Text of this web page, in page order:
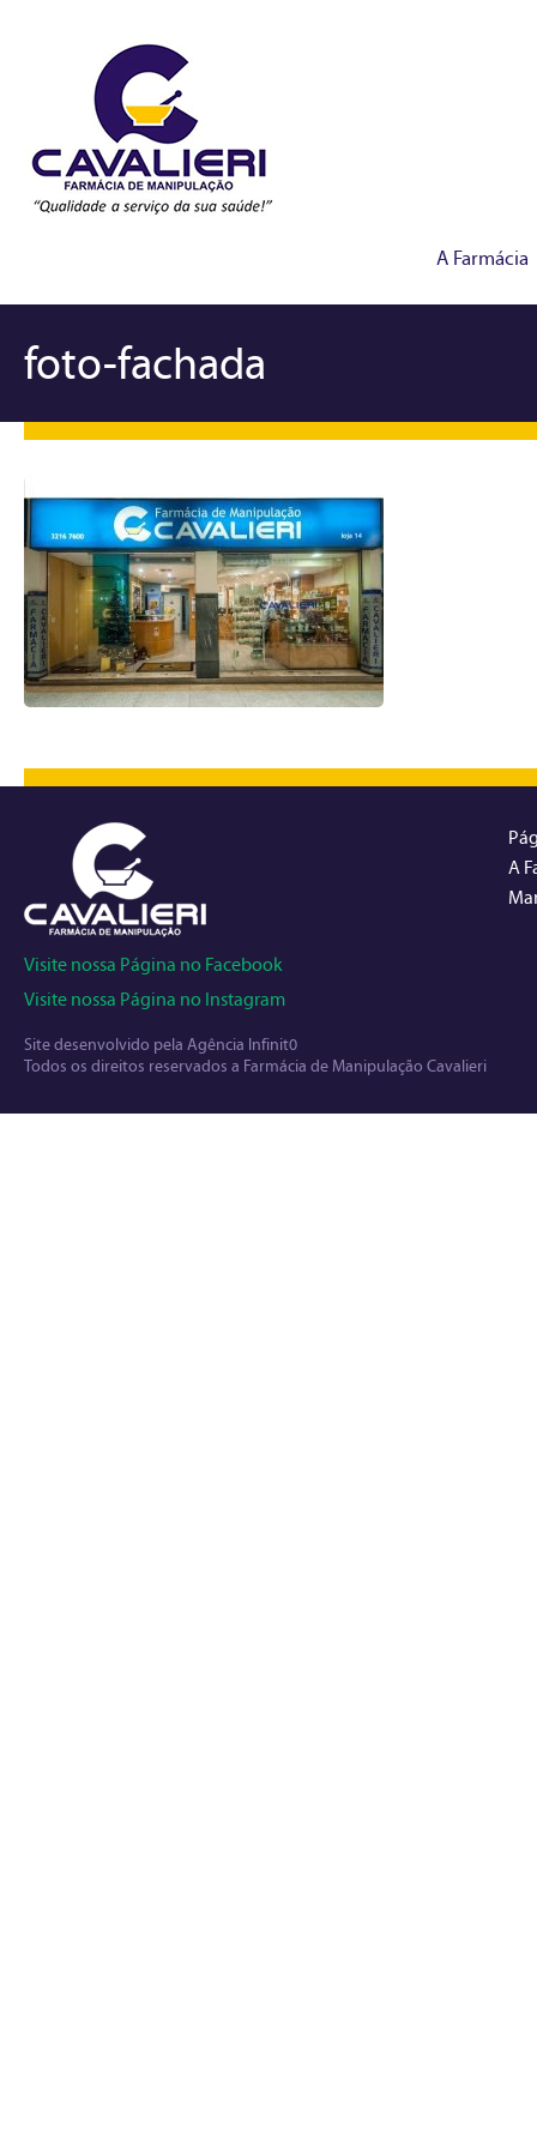
A Farmácia
foto-fachada
Visite nossa Página no Facebook
Visite nossa Página no Instagram
Site desenvolvido pela Agência Infinit0
Todos os direitos reservados a Farmácia de Manipulação Cavalieri
A